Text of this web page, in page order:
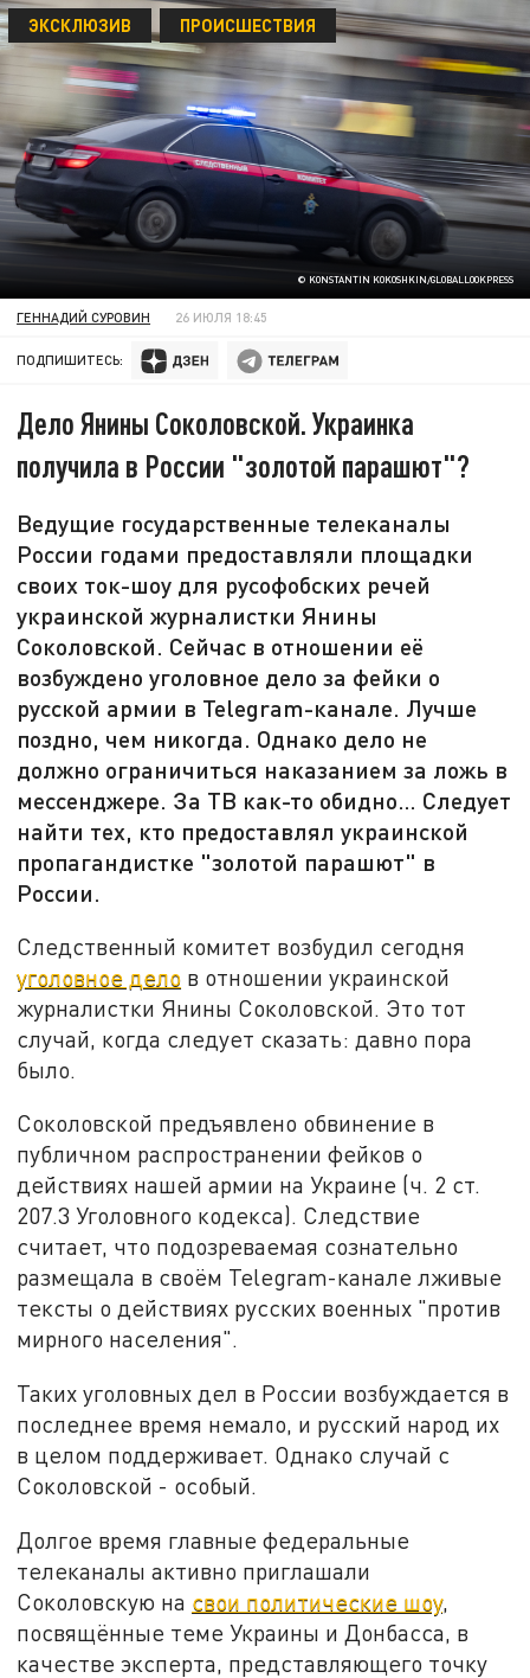
© KONSTANTIN KOKOSHKIN/GLOBALLOOKPRESS
ЭКСКЛЮЗИВ ПРОИСШЕСТВИЯ
ГЕННАДИЙ СУРОВИН 26 ИЮЛЯ 18:45
ПОДПИШИТЕСЬ:
Дело Янины Соколовской. Украинка
получила в России "золотой парашют"?
Ведущие государственные телеканалы
России годами предоставляли площадки
своих ток-шоу для русофобских речей
украинской журналистки Янины
Соколовской. Сейчас в отношении её
возбуждено уголовное дело за фейки о
русской армии в Telegram-канале. Лучше
поздно, чем никогда. Однако дело не
должно ограничиться наказанием за ложь в
мессенджере. За ТВ как-то обидно… Следует
найти тех, кто предоставлял украинской
пропагандистке "золотой парашют" в
России.
Следственный комитет возбудил сегодня
уголовное дело в отношении украинской
журналистки Янины Соколовской. Это тот
случай, когда следует сказать: давно пора
было.
Соколовской предъявлено обвинение в
публичном распространении фейков о
действиях нашей армии на Украине (ч. 2 ст.
207.3 Уголовного кодекса). Следствие
считает, что подозреваемая сознательно
размещала в своём Telegram-канале лживые
тексты о действиях русских военных "против
мирного населения".
Таких уголовных дел в России возбуждается в
последнее время немало, и русский народ их
в целом поддерживает. Однако случай с
Соколовской - особый.
Долгое время главные федеральные
телеканалы активно приглашали
Соколовскую на свои политические шоу,
посвящённые теме Украины и Донбасса, в
качестве эксперта, представляющего точку